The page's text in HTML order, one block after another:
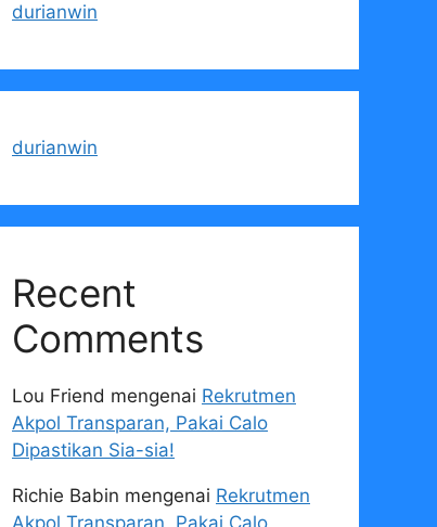
durianwin
durianwin
Recent
Comments
Lou Friend mengenai Rekrutmen
Akpol Transparan, Pakai Calo
Dipastikan Sia-sia!
Richie Babin mengenai Rekrutmen
Akpol Transparan, Pakai Calo